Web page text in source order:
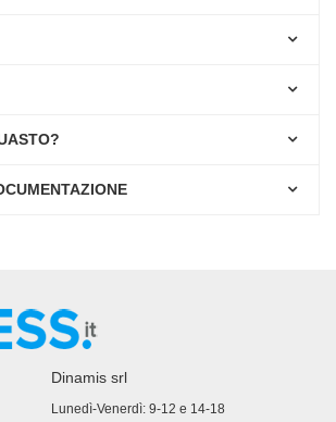
Dinamis srl
Lunedì-Venerdì: 9-12 e 14-18